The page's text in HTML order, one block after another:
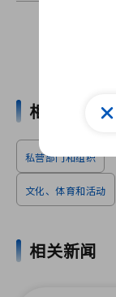
相关词语
私营部门和组织
文化、体育和活动
相关新闻